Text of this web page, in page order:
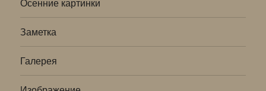
Осенние картинки
Заметка
Галерея